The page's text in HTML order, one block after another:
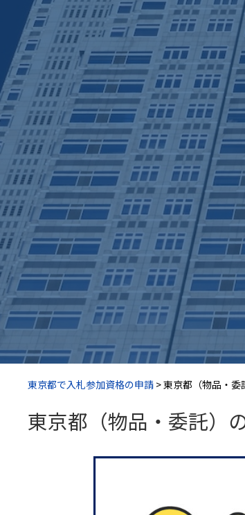
東京都で入札参加資格の申請 >東京都（物品・委
東京都（物品・委託）